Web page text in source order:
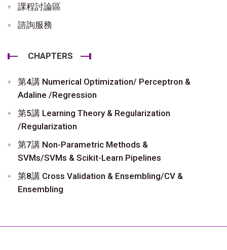
課程討論區
諮詢服務
CHAPTERS
第4講 Numerical Optimization/ Perceptron &
Adaline /Regression
第5講 Learning Theory & Regularization
/Regularization
第7講 Non-Parametric Methods &
SVMs/SVMs & Scikit-Learn Pipelines
第8講 Cross Validation & Ensembling/CV &
Ensembling